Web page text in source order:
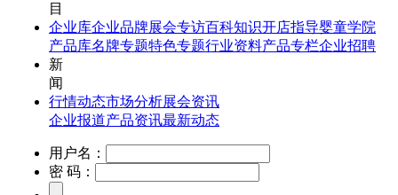
目
企业库企业品牌展会专访百科知识开店指导婴童学院
产品库名牌专题特色专题行业资料产品专栏企业招聘
新
闻
行情动态市场分析展会资讯
企业报道产品资讯最新动态
用户名：
密 码：